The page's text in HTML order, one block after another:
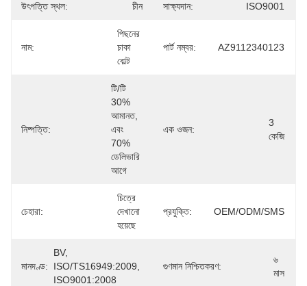
উৎপত্তি স্থল: চীন সাক্ষ্যদান: ISO9001
নাম:
পিছনের
চাকা
বোল্ট
পার্ট নম্বর: AZ9112340123
নিষ্পত্তি:
টি/টি
30%
আমানত,
এবং
70%
ডেলিভারি
আগে
এক ওজন:
3
কেজি
চেহারা:
চিত্রে
দেখানো
হয়েছে
প্রযুক্তি: OEM/ODM/SMS
মানদণ্ড:
BV,
ISO/TS16949:2009,
ISO9001:2008
গুণমান নিশ্চিতকরণ:
৬
মাস